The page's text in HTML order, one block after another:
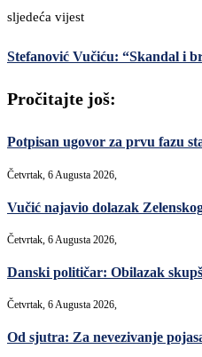
sljedeća vijest
Stefanović Vučiću: “Skandal i
Pročitajte još:
Potpisan ugovor za prvu fazu
Četvrtak, 6 Augusta 2026,
Vučić najavio dolazak
Četvrtak, 6 Augusta 2026,
Danski političar: Obilazak
Četvrtak, 6 Augusta 2026,
Od sjutra: Za nevezivanje